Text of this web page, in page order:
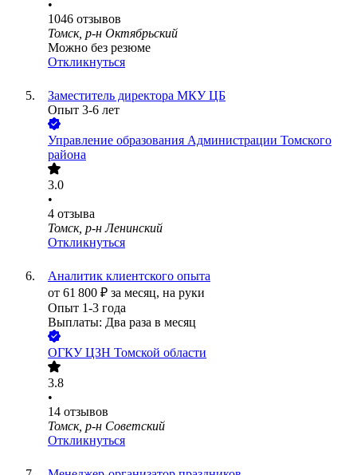
•
1046 отзывов
Томск, р-н Октябрьский
Можно без резюме
Откликнуться
Заместитель директора МКУ ЦБ
Опыт 3-6 лет
Управление образования Администрации Томского
района
3.0
•
4 отзыва
Томск, р-н Ленинский
Откликнуться
Аналитик клиентского опыта
от 61 800 ₽ за месяц, на руки
Опыт 1-3 года
Выплаты: Два раза в месяц
ОГКУ ЦЗН Томской области
3.8
•
14 отзывов
Томск, р-н Советский
Откликнуться